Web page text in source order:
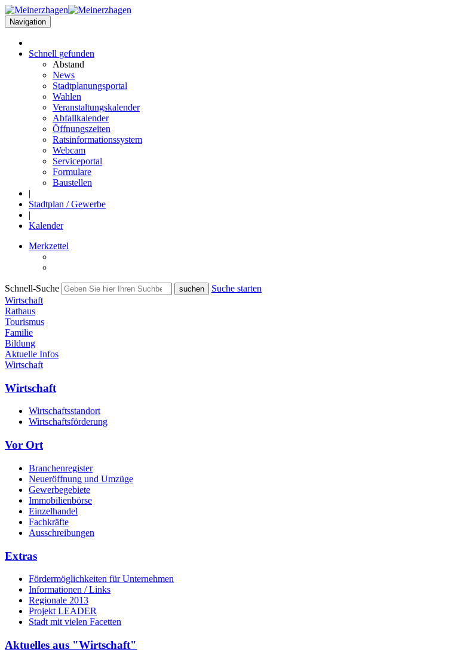
Navigation
Schnell gefunden
Abstand
News
Stadtplanungsportal
Wahlen
Veranstaltungskalender
Abfallkalender
Öffnungszeiten
Ratsinformationssystem
Webcam
Serviceportal
Formulare
Baustellen
|
Stadtplan / Gewerbe
|
Kalender
Merkzettel
Schnell-Suche
Suche starten
Wirtschaft
Rathaus
Tourismus
Familie
Bildung
Aktuelle Infos
Wirtschaft
Wirtschaft
Wirtschaftsstandort
Wirtschaftsförderung
Vor Ort
Branchenregister
Neueröffnung und Umzüge
Gewerbegebiete
Immobilienbörse
Einzelhandel
Fachkräfte
Ausschreibungen
Extras
Fördermöglichkeiten für Unternehmen
Informationen / Links
Regionale 2013
Projekt LEADER
Stadt mit vielen Facetten
Aktuelles aus "Wirtschaft"